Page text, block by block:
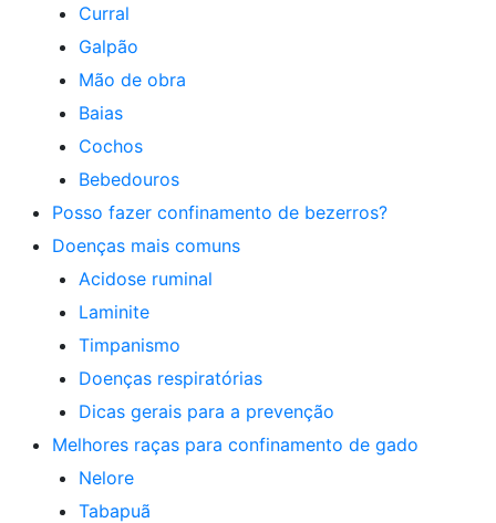
Curral
Galpão
Mão de obra
Baias
Cochos
Bebedouros
Posso fazer confinamento de bezerros?
Doenças mais comuns
Acidose ruminal
Laminite
Timpanismo
Doenças respiratórias
Dicas gerais para a prevenção
Melhores raças para confinamento de gado
Nelore
Tabapuã